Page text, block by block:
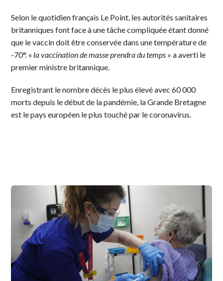
Selon le quotidien français Le Point, les autorités sanitaires
britanniques font face à une tâche compliquée étant donné
que le vaccin doit être conservée dans une température de
-70°. « la vaccination de masse prendra du temps » a averti le
premier ministre britannique.
Enregistrant le nombre décès le plus élevé avec 60 000
morts depuis le début de la pandémie, la Grande Bretagne
est le pays européen le plus touché par le coronavirus.